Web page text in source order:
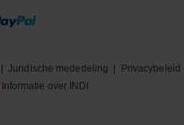
|Juridische mededeling
Privacybeleid
Informatie over INDI